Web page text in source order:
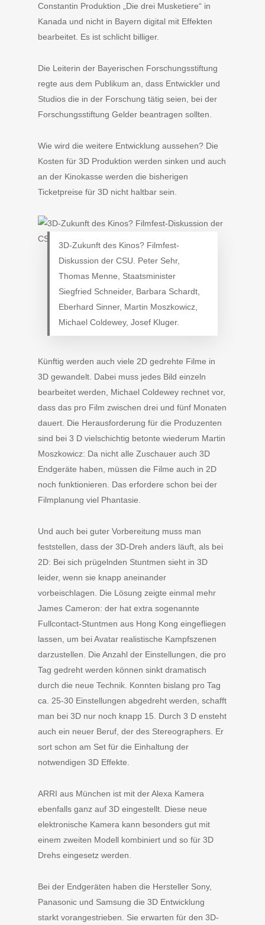
Constantin Produktion „Die drei Musketiere“ in
Kanada und nicht in Bayern digital mit Effekten
bearbeitet. Es ist schlicht billiger.
Die Leiterin der Bayerischen Forschungsstiftung
regte aus dem Publikum an, dass Entwickler und
Studios die in der Forschung tätig seien, bei der
Forschungsstiftung Gelder beantragen sollten.
Wie wird die weitere Entwicklung aussehen? Die
Kosten für 3D Produktion werden sinken und auch
an der Kinokasse werden die bisherigen
Ticketpreise für 3D nicht haltbar sein.
3D-Zukunft des Kinos? Filmfest-
Diskussion der CSU. Peter Sehr,
Thomas Menne, Staatsminister
Siegfried Schneider, Barbara Schardt,
Eberhard Sinner, Martin Moszkowicz,
Michael Coldewey, Josef Kluger.
Künftig werden auch viele 2D gedrehte Filme in
3D gewandelt. Dabei muss jedes Bild einzeln
bearbeitet werden, Michael Coldewey rechnet vor,
dass das pro Film zwischen drei und fünf Monaten
dauert. Die Herausforderung für die Produzenten
sind bei 3 D vielschichtig betonte wiederum Martin
Moszkowicz: Da nicht alle Zuschauer auch 3D
Endgeräte haben, müssen die Filme auch in 2D
noch funktionieren. Das erfordere schon bei der
Filmplanung viel Phantasie.
Und auch bei guter Vorbereitung muss man
feststellen, dass der 3D-Dreh anders läuft, als bei
2D: Bei sich prügelnden Stuntmen sieht in 3D
leider, wenn sie knapp aneinander
vorbeischlagen. Die Lösung zeigte einmal mehr
James Cameron: der hat extra sogenannte
Fullcontact-Stuntmen aus Hong Kong eingefliegen
lassen, um bei Avatar realistische Kampfszenen
darzustellen. Die Anzahl der Einstellungen, die pro
Tag gedreht werden können sinkt dramatisch
durch die neue Technik. Konnten bislang pro Tag
ca. 25-30 Einstellungen abgedreht werden, schafft
man bei 3D nur noch knapp 15. Durch 3 D ensteht
auch ein neuer Beruf, der des Stereographers. Er
sort schon am Set für die Einhaltung der
notwendigen 3D Effekte.
ARRI aus München ist mit der Alexa Kamera
ebenfalls ganz auf 3D eingestellt. Diese neue
elektronische Kamera kann besonders gut mit
einem zweiten Modell kombiniert und so für 3D
Drehs eingesetz werden.
Bei der Endgeräten haben die Hersteller Sony,
Panasonic und Samsung die 3D Entwicklung
starkt vorangestrieben. Sie erwarten für den 3D-